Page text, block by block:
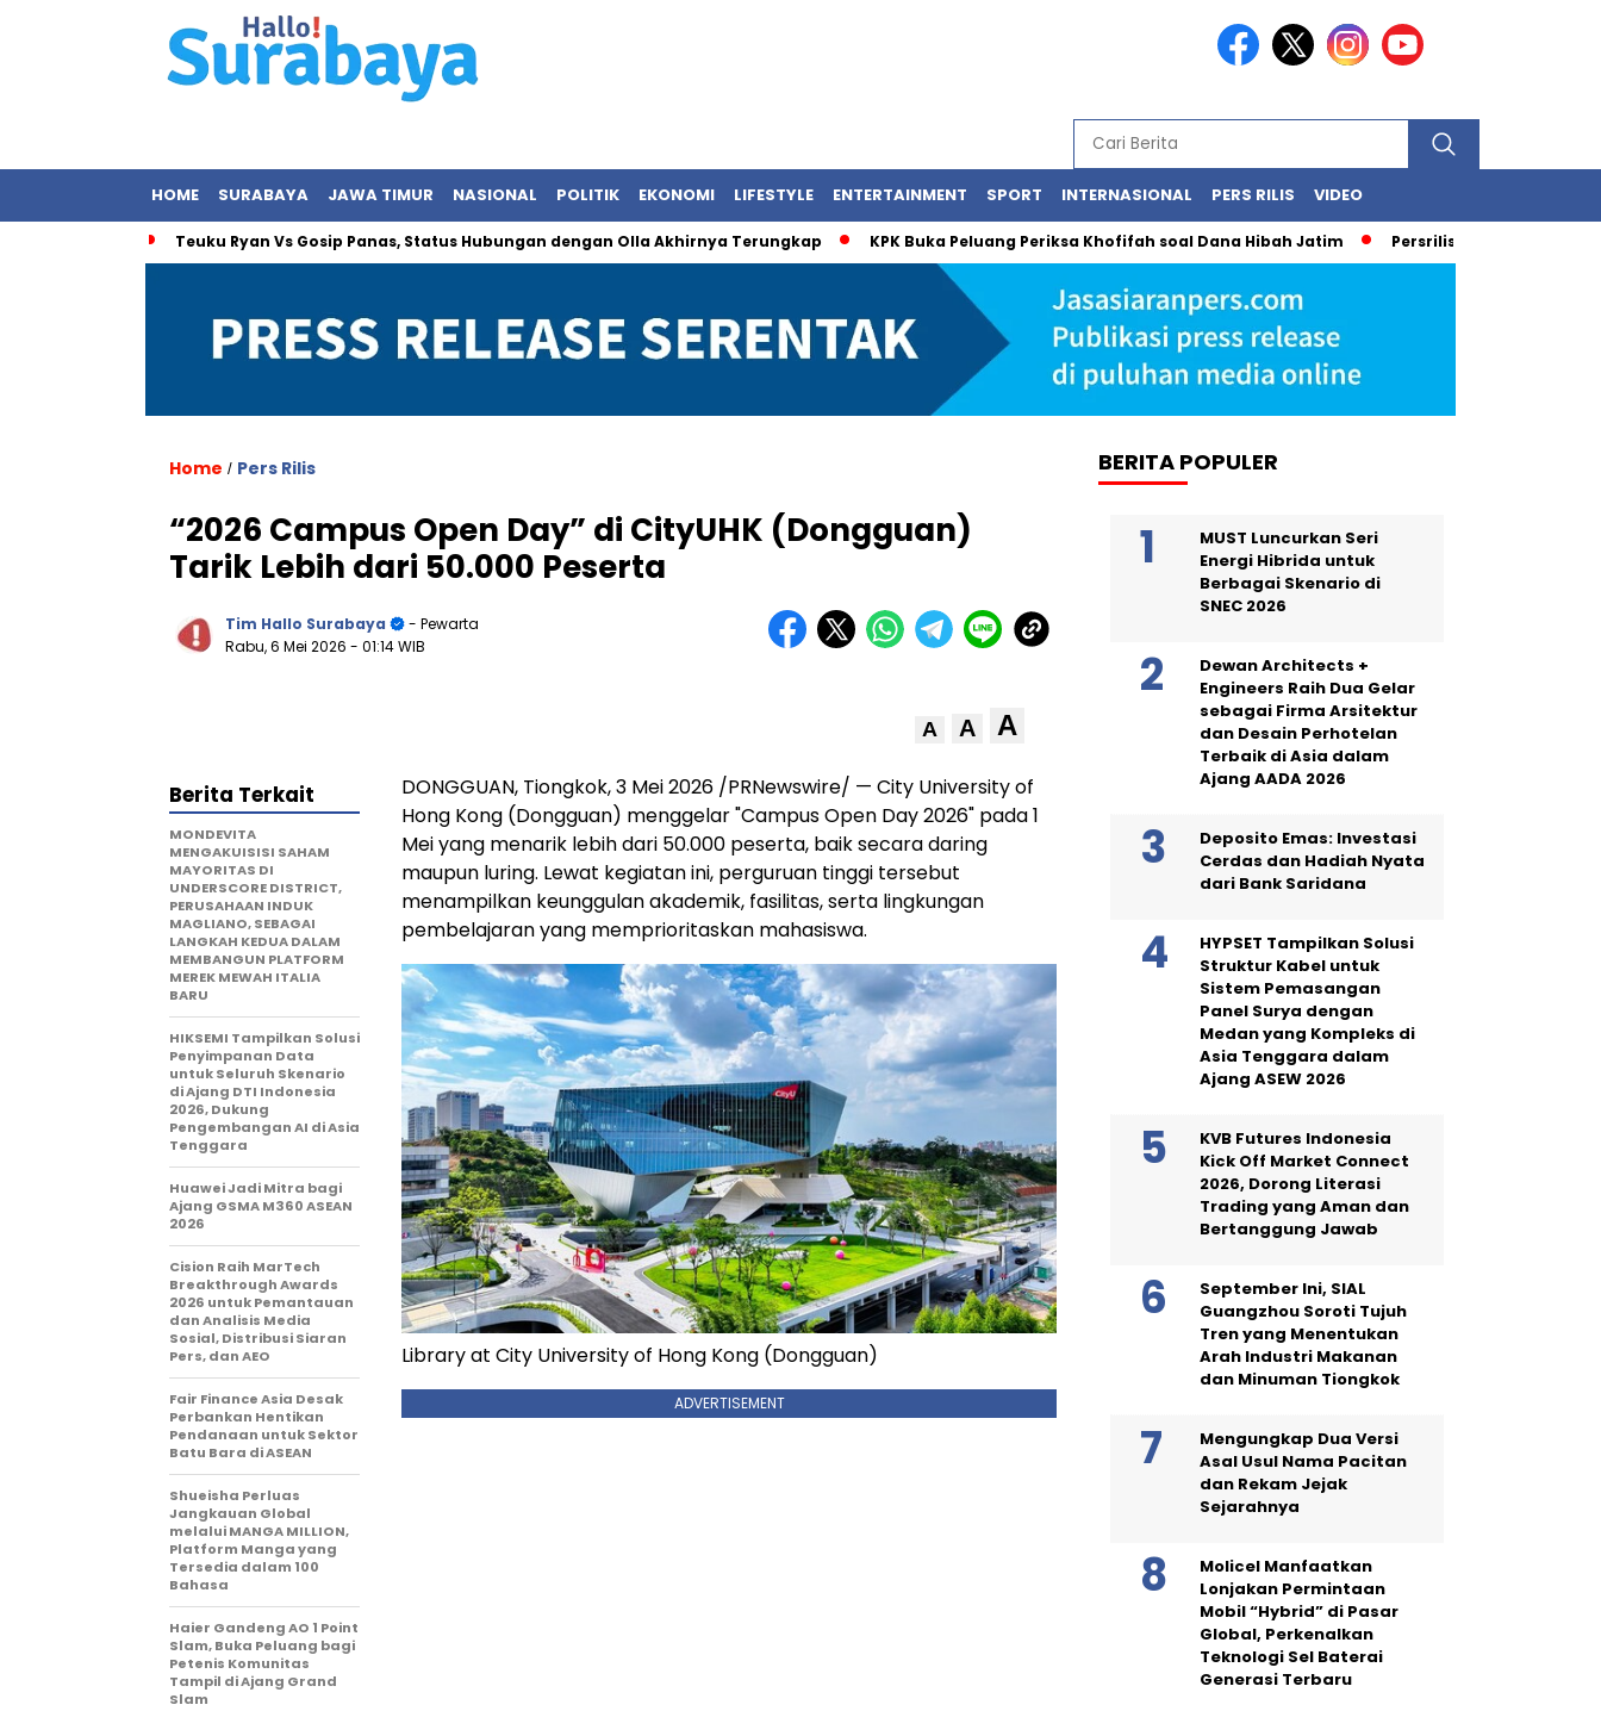
HOME SURABAYA JAWA TIMUR NASIONAL POLITIK EKONOMI LIFESTYLE ENTERTAINMENT SPORT INTERNASIONAL PERS RILIS VIDEO
Teuku Ryan Vs Gosip Panas, Status Hubungan dengan Olla Akhirnya Terungkap KPK Buka Peluang Periksa Khofifah soal Dana Hibah Jatim Persrilis.com Siap
Home / Pers Rilis
“2026 Campus Open Day” di CityUHK (Dongguan)
Tarik Lebih dari 50.000 Peserta
Tim Hallo Surabaya
- Pewarta
Rabu, 6 Mei 2026 - 01:14 WIB
A A A
DONGGUAN, Tiongkok, 3 Mei 2026 /PRNewswire/ — City University of
Hong Kong (Dongguan) menggelar "Campus Open Day 2026" pada 1
Mei yang menarik lebih dari 50.000 peserta, baik secara daring
maupun luring. Lewat kegiatan ini, perguruan tinggi tersebut
menampilkan keunggulan akademik, fasilitas, serta lingkungan
pembelajaran yang memprioritaskan mahasiswa.
Library at City University of Hong Kong (Dongguan)
ADVERTISEMENT
Berita Terkait
MONDEVITA
MENGAKUISISI SAHAM
MAYORITAS DI
UNDERSCORE DISTRICT,
PERUSAHAAN INDUK
MAGLIANO, SEBAGAI
LANGKAH KEDUA DALAM
MEMBANGUN PLATFORM
MEREK MEWAH ITALIA
BARU
HIKSEMI Tampilkan Solusi
Penyimpanan Data
untuk Seluruh Skenario
di Ajang DTI Indonesia
2026, Dukung
Pengembangan AI di Asia
Tenggara
Huawei Jadi Mitra bagi
Ajang GSMA M360 ASEAN
2026
Cision Raih MarTech
Breakthrough Awards
2026 untuk Pemantauan
dan Analisis Media
Sosial, Distribusi Siaran
Pers, dan AEO
Fair Finance Asia Desak
Perbankan Hentikan
Pendanaan untuk Sektor
Batu Bara di ASEAN
Shueisha Perluas
Jangkauan Global
melalui MANGA MILLION,
Platform Manga yang
Tersedia dalam 100
Bahasa
Haier Gandeng AO 1 Point
Slam, Buka Peluang bagi
Petenis Komunitas
Tampil di Ajang Grand
Slam
BERITA POPULER
MUST Luncurkan Seri
Energi Hibrida untuk
Berbagai Skenario di
SNEC 2026
Dewan Architects +
Engineers Raih Dua Gelar
sebagai Firma Arsitektur
dan Desain Perhotelan
Terbaik di Asia dalam
Ajang AADA 2026
Deposito Emas: Investasi
Cerdas dan Hadiah Nyata
dari Bank Saridana
HYPSET Tampilkan Solusi
Struktur Kabel untuk
Sistem Pemasangan
Panel Surya dengan
Medan yang Kompleks di
Asia Tenggara dalam
Ajang ASEW 2026
KVB Futures Indonesia
Kick Off Market Connect
2026, Dorong Literasi
Trading yang Aman dan
Bertanggung Jawab
September Ini, SIAL
Guangzhou Soroti Tujuh
Tren yang Menentukan
Arah Industri Makanan
dan Minuman Tiongkok
Mengungkap Dua Versi
Asal Usul Nama Pacitan
dan Rekam Jejak
Sejarahnya
Molicel Manfaatkan
Lonjakan Permintaan
Mobil “Hybrid” di Pasar
Global, Perkenalkan
Teknologi Sel Baterai
Generasi Terbaru